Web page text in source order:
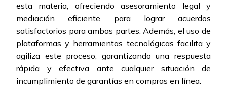
esta materia, ofreciendo asesoramiento legal y
mediación eficiente para lograr acuerdos
satisfactorios para ambas partes. Además, el uso de
plataformas y herramientas tecnológicas facilita y
agiliza este proceso, garantizando una respuesta
rápida y efectiva ante cualquier situación de
incumplimiento de garantías en compras en línea.